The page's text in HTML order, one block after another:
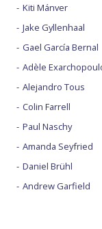
Kiti Mánver
Jake Gyllenhaal
Gael García Bernal
Adèle
Alejandro Tous
Colin Farrell
Paul Naschy
Amanda Seyfried
Daniel Brühl
Andrew Garfield